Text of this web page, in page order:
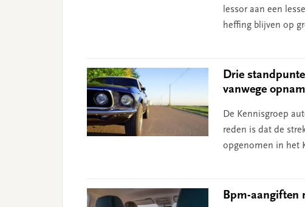
lessor aan een
heffing blijven op
Drie
vanwege
De Kennisgroep
reden is dat de
opgenomen in het
Bpm-aangiften